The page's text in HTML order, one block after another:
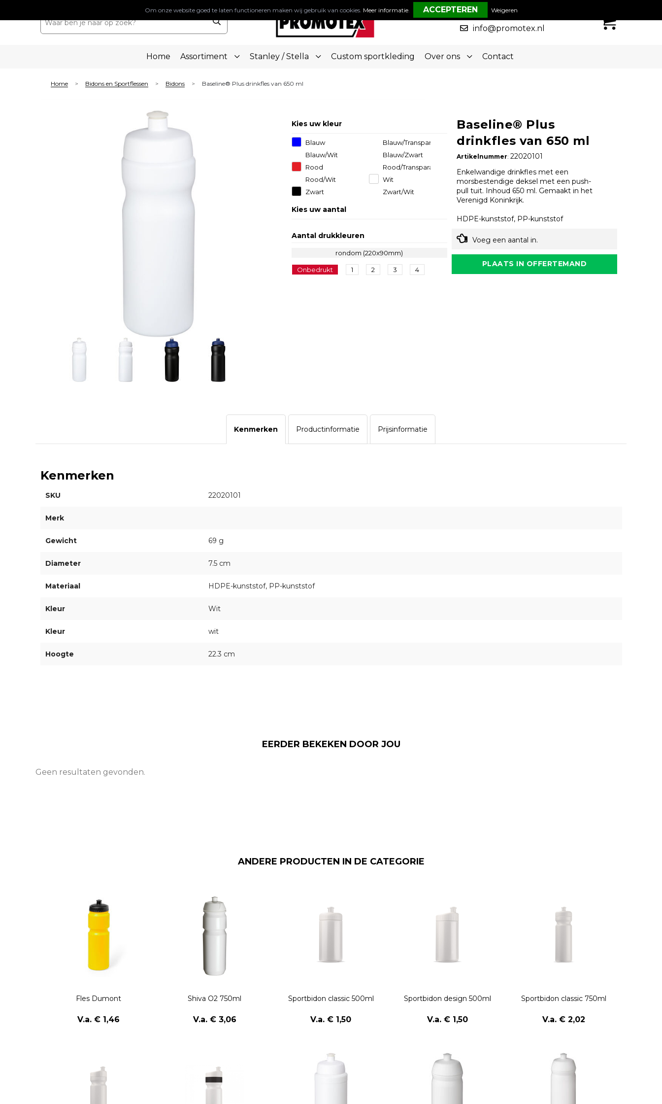
050-5773636
info@promotex.nl
Home Assortiment Stanley / Stella Custom sportkleding Over ons Contact
Home > Bidons en Sportflessen > Bidons > Baseline® Plus drinkfles van 650 ml
Kies uw kleur
Blauw
Blauw/Transparant
Helder
Blauw/Wit
Blauw/Zwart
Rood
Rood/Transparant
Rood/Wit
Wit
Zwart
Zwart/Wit
Kies uw aantal
Aantal drukkleuren
rondom (220x90mm)
Onbedrukt 1 2 3 4
Baseline® Plus
drinkfles van 650 ml
Artikelnummer: 22020101
Enkelwandige drinkfles met een
morsbestendige deksel met een push-
pull tuit. Inhoud 650 ml. Gemaakt in het
Verenigd Koninkrijk.
HDPE-kunststof, PP-kunststof
Voeg een aantal in.
PLAATS IN OFFERTEMAND
Kenmerken Productinformatie Prijsinformatie
Kenmerken
SKU 22020101
Merk
Gewicht 69 g
Diameter 7.5 cm
Materiaal HDPE-kunststof, PP-kunststof
Kleur Wit
Kleur wit
Hoogte 22.3 cm
EERDER BEKEKEN DOOR JOU
Geen resultaten gevonden.
ANDERE PRODUCTEN IN DE CATEGORIE
Fles Dumont
V.a. € 1,46
Shiva O2 750ml
V.a. € 3,06
Sportbidon classic 500ml
V.a. € 1,50
Sportbidon design 500ml
V.a. € 1,50
Sportbidon classic 750ml
V.a. € 2,02
Om onze website goed te laten functioneren maken wij gebruik van cookies. Meer informatie. Weigeren